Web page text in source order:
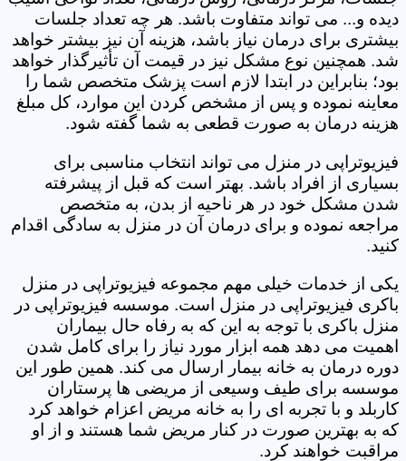
دیده و... می تواند متفاوت باشد. هر چه تعداد جلسات
بیشتری برای درمان نیاز باشد، هزینه آن نیز بیشتر خواهد
شد. همچنین نوع مشکل نیز در قیمت آن تأثیرگذار خواهد
بود؛ بنابراین در ابتدا لازم است پزشک متخصص شما را
معاینه نموده و پس از مشخص کردن این موارد، کل مبلغ
هزینه درمان به صورت قطعی به شما گفته شود.
فیزیوتراپی در منزل می تواند انتخاب مناسبی برای
بسیاری از افراد باشد. بهتر است که قبل از پیشرفته
شدن مشکل خود در هر ناحیه از بدن، به متخصص
مراجعه نموده و برای درمان آن در منزل به سادگی اقدام
کنید.
یکی از خدمات خیلی مهم مجموعه فیزیوتراپی در منزل
باکری فیزیوتراپی در منزل است. موسسه فیزیوتراپی در
منزل باکری با توجه به این که به رفاه حال بیماران
اهمیت می دهد همه ابزار مورد نیاز را برای کامل شدن
دوره درمان به خانه بیمار ارسال می کند. همین طور این
موسسه برای طیف وسیعی از مریضی ها پرستاران
کاربلد و با تجربه ای را به خانه مریض اعزام خواهد کرد
که به بهترین صورت در کنار مریض شما هستند و از او
مراقبت خواهند کرد.